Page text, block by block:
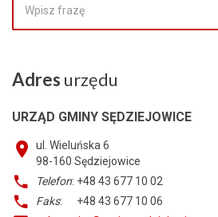
Adres urzędu
URZĄD GMINY SĘDZIEJOWICE
ul. Wieluńska 6
98-160 Sędziejowice
Telefon: +48 43 677 10 02
Faks: +48 43 677 10 06